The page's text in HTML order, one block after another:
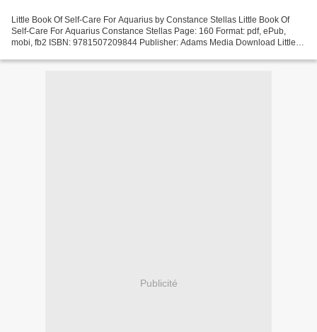
Little Book Of Self-Care For Aquarius by Constance Stellas Little Book Of
Self-Care For Aquarius Constance Stellas Page: 160 Format: pdf, ePub,
mobi, fb2 ISBN: 9781507209844 Publisher: Adams Media Download Little
Publicité